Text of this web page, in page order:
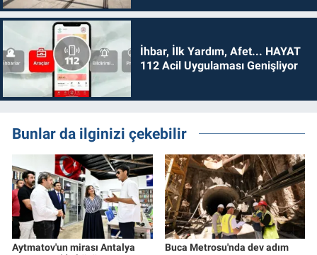
İhbar, İlk Yardım, Afet... HAYAT
112 Acil Uygulaması Genişliyor
Bunlar da ilginizi çekebilir
Aytmatov'un mirası Antalya
Buca Metrosu'nda dev adım